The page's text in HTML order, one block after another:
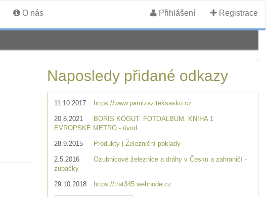
O nás Přihlášení Registrace
Naposledy přidané odkazy
11.10.2017 https://www.parnizaziteksasko.cz
20.8.2021
BORIS KOGUT. FOTOALBUM. KNIHA 1
EVROPSKÉ METRO - úvod
28.9.2015 Produkty | Železniční poklady
2.5.2016
Ozubnicové železnice a dráhy v Česku a zahraničí -
zubačky
29.10.2018 https://trat345.webnode.cz